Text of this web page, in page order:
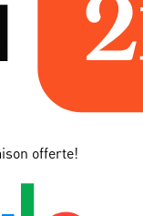
offerte!